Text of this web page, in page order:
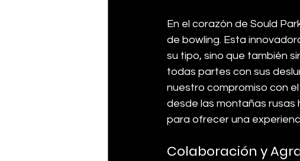
En el corazón de Sould
de bowling. Esta
su tipo, sino que también
todas partes con sus
nuestro compromiso con
desde las montañas
para ofrecer una
Colaboración y